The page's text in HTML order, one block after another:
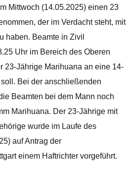
Mittwoch (14.05.2025) einen 23
der im Verdacht steht, mit
haben. Beamte in Zivil
Uhr im Bereich des Oberen
23-Jährige Marihuana an eine 14-
Bei der anschließenden
Beamten bei dem Mann noch
Marihuana. Der 23-Jährige mit
wurde im Laufe des
auf Antrag der
einem Haftrichter vorgeführt.